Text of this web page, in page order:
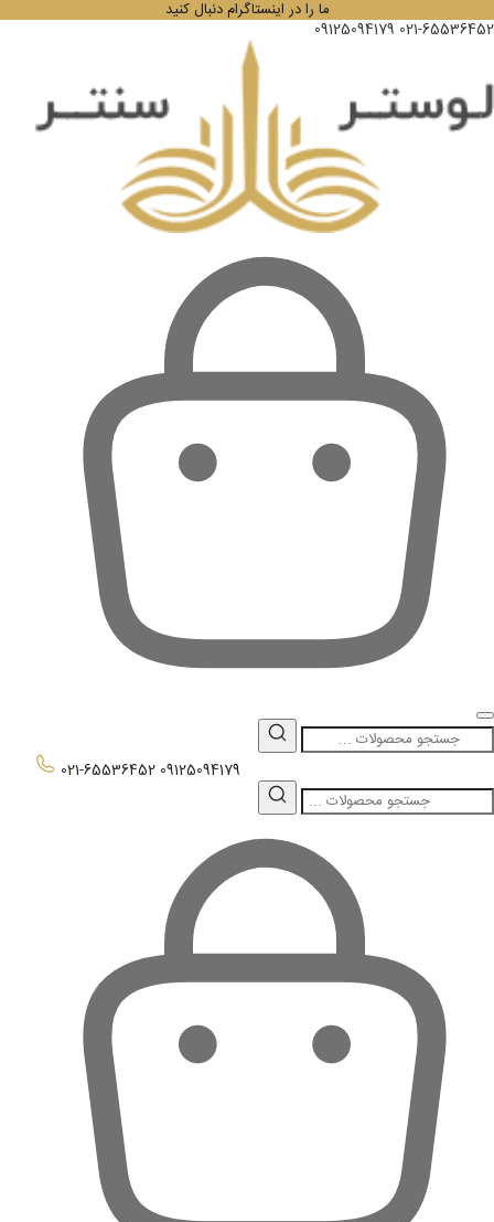
ما را در اینستاگرام دنبال کنید
021-65536452
09125094179
021-65536452 09125094179